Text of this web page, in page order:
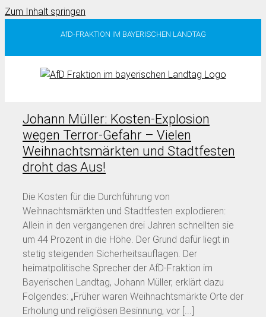
Zum Inhalt springen
AfD-FRAKTION IM BAYERISCHEN LANDTAG
Johann Müller: Kosten-Explosion
wegen Terror-Gefahr – Vielen
Weihnachtsmärkten und Stadtfesten
droht das Aus!
Die Kosten für die Durchführung von
Weihnachtsmärkten und Stadtfesten explodieren:
Allein in den vergangenen drei Jahren schnellten sie
um 44 Prozent in die Höhe. Der Grund dafür liegt in
stetig steigenden Sicherheitsauflagen. Der
heimatpolitische Sprecher der AfD-Fraktion im
Bayerischen Landtag, Johann Müller, erklärt dazu
Folgendes: „Früher waren Weihnachtsmärkte Orte der
Erholung und religiösen Besinnung, vor [...]